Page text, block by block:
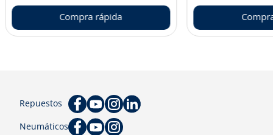
Compra rápida
Repuestos
Neumáticos